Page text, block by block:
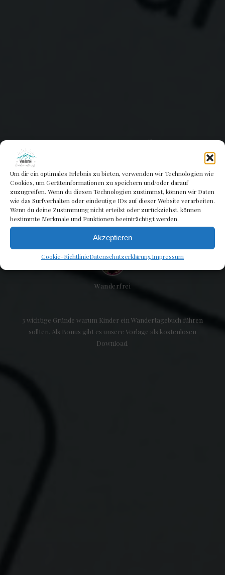
Um dir ein optimales Erlebnis zu bieten, verwenden wir Technologien wie
Cookies, um Geräteinformationen zu speichern und/oder darauf
zuzugreifen. Wenn du diesen Technologien zustimmst, können wir Daten
wie das Surfverhalten oder eindeutige IDs auf dieser Website verarbeiten.
Wenn du deine Zustimmung nicht erteilst oder zurückziehst, können
bestimmte Merkmale und Funktionen beeinträchtigt werden.
Akzeptieren
Cookie-RichtlinieDatenschutzerklärungImpressum
Warum Kinder
unbedingt ein
Wandertagebuch
führen sollten
Wanderfrei
3 wichtige Gründe warum Kinder ein Wandertagebuch führen
sollten. Als Bonus gibt es unsere Vorlage als kostenlosen
Download.